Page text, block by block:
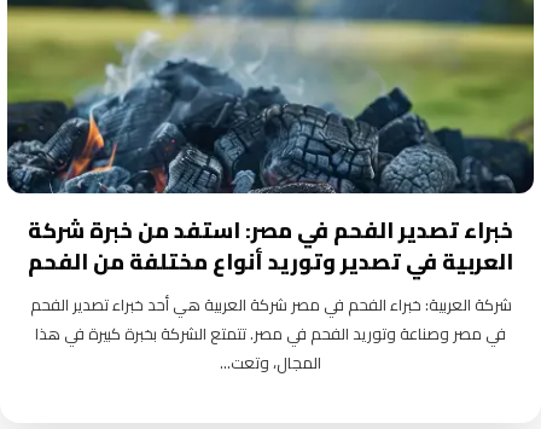
خبراء تصدير الفحم في مصر: استفد من خبرة شركة
العربية في تصدير وتوريد أنواع مختلفة من الفحم
شركة العربية: خبراء الفحم في مصر شركة العربية هي أحد خبراء تصدير الفحم
في مصر وصناعة وتوريد الفحم في مصر. تتمتع الشركة بخبرة كبيرة في هذا
المجال، وتعت...